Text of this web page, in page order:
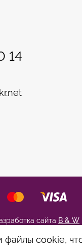
14
сайта B & W
файлы cookie,